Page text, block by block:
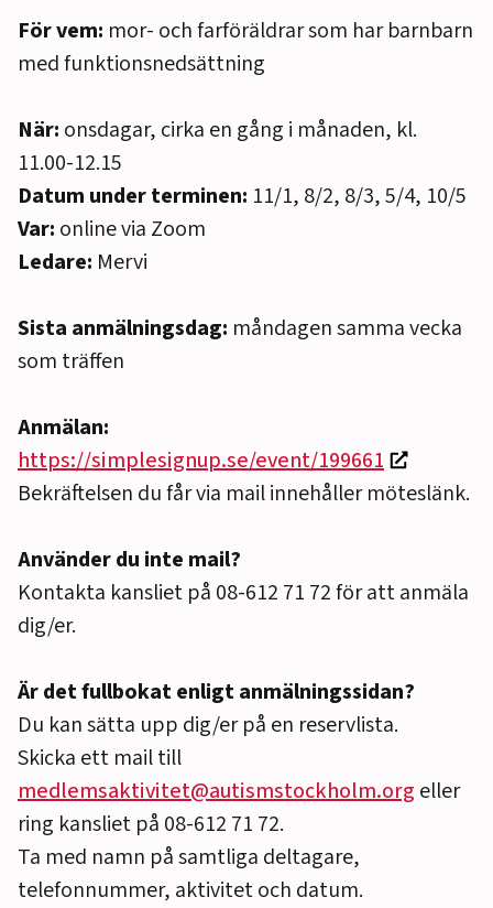
För vem: mor- och farföräldrar som har barnbarn
med funktionsnedsättning
När: onsdagar, cirka en gång i månaden, kl.
11.00-12.15
Datum under terminen: 11/1, 8/2, 8/3, 5/4, 10/5
Var: online via Zoom
Ledare: Mervi
Sista anmälningsdag: måndagen samma vecka
som träffen
Anmälan:
https://simplesignup.se/event/199661
Bekräftelsen du får via mail innehåller möteslänk.
Använder du inte mail?
Kontakta kansliet på 08-612 71 72 för att anmäla
dig/er.
Är det fullbokat enligt anmälningssidan?
Du kan sätta upp dig/er på en reservlista.
Skicka ett mail till
medlemsaktivitet@autismstockholm.org eller
ring kansliet på 08-612 71 72.
Ta med namn på samtliga deltagare,
telefonnummer, aktivitet och datum.